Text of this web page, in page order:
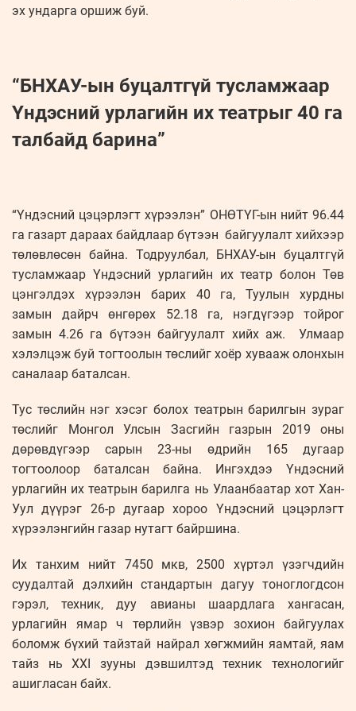
эх ундарга оршиж буй.
“БНХАУ-ын буцалтгүй тусламжаар
Үндэсний урлагийн их театрыг 40 га
талбайд барина”
“Үндэсний цэцэрлэгт хүрээлэн” ОНӨТҮГ-ын нийт 96.44
га газарт дараах байдлаар бүтээн байгуулалт хийхээр
төлөвлөсөн байна. Тодруулбал, БНХАУ-ын буцалтгүй
тусламжаар Үндэсний урлагийн их театр болон Төв
цэнгэлдэх хүрээлэн барих 40 га, Туулын хурдны
замын дайрч өнгөрөх 52.18 га, нэгдүгээр тойрог
замын 4.26 га бүтээн байгуулалт хийх аж. Улмаар
хэлэлцэж буй тогтоолын төслийг хоёр хувааж олонхын
саналаар баталсан.
Тус төслийн нэг хэсэг болох театрын барилгын зураг
төслийг Монгол Улсын Засгийн газрын 2019 оны
дөрөвдүгээр сарын 23-ны өдрийн 165 дугаар
тогтоолоор баталсан байна. Ингэхдээ Үндэсний
урлагийн их театрын барилга нь Улаанбаатар хот Хан-
Уул дүүрэг 26-р дугаар хороо Үндэсний цэцэрлэгт
хүрээлэнгийн газар нутагт байршина.
Их танхим нийт 7450 мкв, 2500 хүртэл үзэгчдийн
суудалтай дэлхийн стандартын дагуу тоноглогдсон
гэрэл, техник, дуу авианы шаардлага хангасан,
урлагийн ямар ч төрлийн үзвэр зохион байгуулах
боломж бүхий тайзтай найрал хөгжмийн яамтай, яам
тайз нь XXI зууны дэвшилтэд техник технологийг
ашигласан байх.